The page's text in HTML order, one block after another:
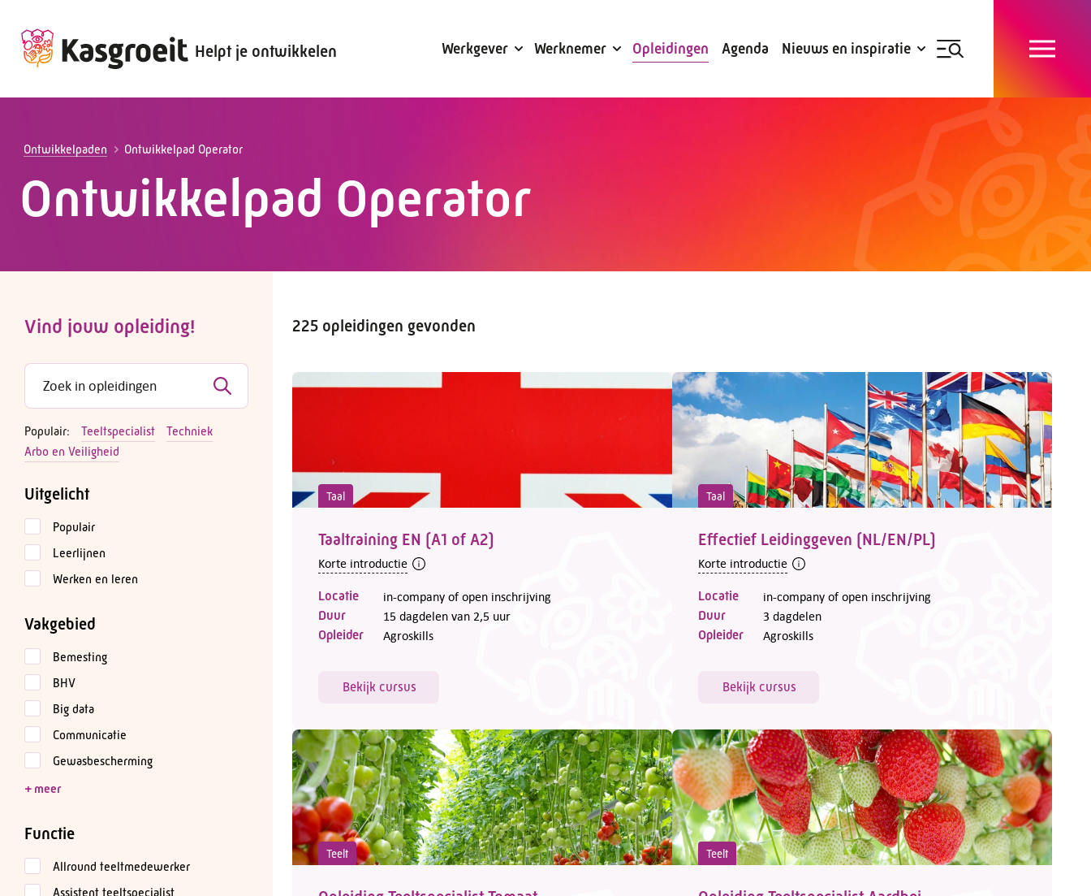
Helpt je ontwikkelen Werkgever
Alles voor de werkgever
Werknemer
Alles voor de werknemer
Opleidingen Agenda Nieuws en inspiratie
Nieuwsbrief
Ontwikkelpaden Ontwikkelpad Operator
Ontwikkelpad Operator
Vind jouw opleiding!
Populair: Teeltspecialist
Techniek
Arbo en Veiligheid
Uitgelicht
Populair
Leerlijnen
Werken en leren
Vakgebied
Bemesting
BHV
Big data
Communicatie
Gewasbescherming
Functie
Allround teeltmedewerker
Assistent teeltspecialist
225 opleidingen gevonden
Taal
Taaltraining EN (A1 of A2)
Korte introductie
Locatie in-company of open inschrijving
Duur 15 dagdelen van 2,5 uur
Opleider Agroskills
Bekijk cursus
Taal
Effectief Leidinggeven (NL/EN/PL)
Korte introductie
Locatie in-company of open inschrijving
Duur 3 dagdelen
Opleider Agroskills
Bekijk cursus
Teelt Teelt